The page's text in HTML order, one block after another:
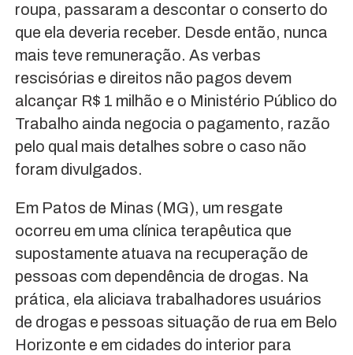
roupa, passaram a descontar o conserto do
que ela deveria receber. Desde então, nunca
mais teve remuneração. As verbas
rescisórias e direitos não pagos devem
alcançar R$ 1 milhão e o Ministério Público do
Trabalho ainda negocia o pagamento, razão
pelo qual mais detalhes sobre o caso não
foram divulgados.
Em Patos de Minas (MG), um resgate
ocorreu em uma clínica terapêutica que
supostamente atuava na recuperação de
pessoas com dependência de drogas. Na
prática, ela aliciava trabalhadores usuários
de drogas e pessoas situação de rua em Belo
Horizonte e em cidades do interior para